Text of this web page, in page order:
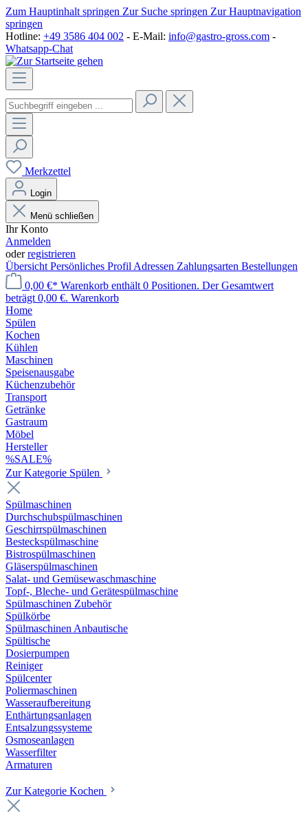
Zum Hauptinhalt springen Zur Suche springen Zur Hauptnavigation
springen
Hotline: +49 3586 404 002 - E-Mail: info@gastro-gross.com -
Whatsapp-Chat
Merkzettel
Login
Menü schließen
Ihr Konto
Anmelden
oderregistrieren
Übersicht Persönliches Profil Adressen Zahlungsarten Bestellungen
0,00 €* Warenkorb enthält 0 Positionen. Der Gesamtwert
beträgt 0,00 €. Warenkorb
Home
Spülen
Kochen
Kühlen
Maschinen
Speisenausgabe
Küchenzubehör
Transport
Getränke
Gastraum
Möbel
Hersteller
%SALE%
Zur Kategorie Spülen
Spülmaschinen
Durchschubspülmaschinen
Geschirrspülmaschinen
Besteckspülmaschine
Bistrospülmaschinen
Gläserspülmaschinen
Salat- und Gemüsewaschmaschine
Topf-, Bleche- und Gerätespülmaschine
Spülmaschinen Zubehör
Spülkörbe
Spülmaschinen Anbautische
Spültische
Dosierpumpen
Reiniger
Spülcenter
Poliermaschinen
Wasseraufbereitung
Enthärtungsanlagen
Entsalzungssysteme
Osmoseanlagen
Wasserfilter
Armaturen
Zur Kategorie Kochen